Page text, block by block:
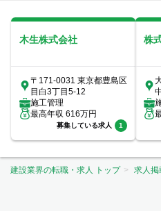
木生株式会社
〒171-0031 東京都豊島区
目白3丁目5-12
施工管理
最高年収 616万円
募集している求人 1
株
建設業界の転職・求人 トップ 求人掲